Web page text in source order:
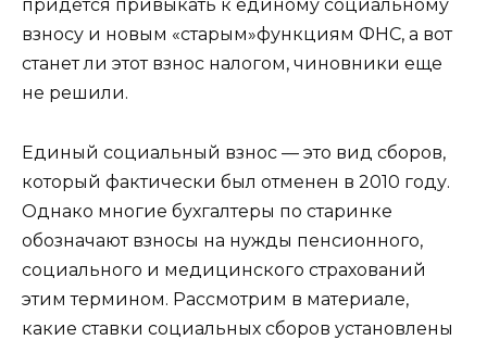
придется привыкать к единому социальному
взносу и новым «старым»функциям ФНС, а вот
станет ли этот взнос налогом, чиновники еще
не решили.
Единый социальный взнос — это вид сборов,
который фактически был отменен в 2010 году.
Однако многие бухгалтеры по старинке
обозначают взносы на нужды пенсионного,
социального и медицинского страхований
этим термином. Рассмотрим в материале,
какие ставки социальных сборов установлены